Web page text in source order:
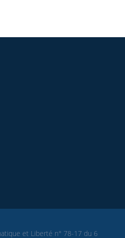
et Liberté n° 78-17 du 6